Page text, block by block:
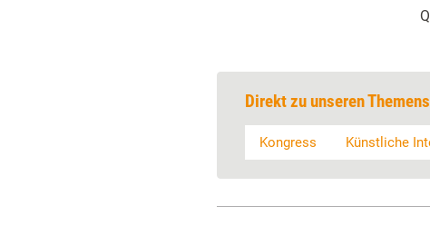
Direkt zu unseren
Kongress Künstliche